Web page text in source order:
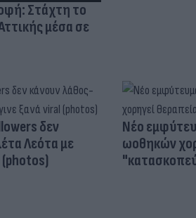
Στάχτη το
μέσα σε
δεν
Λεότα με
(photos)
Νέο
ωοθηκών